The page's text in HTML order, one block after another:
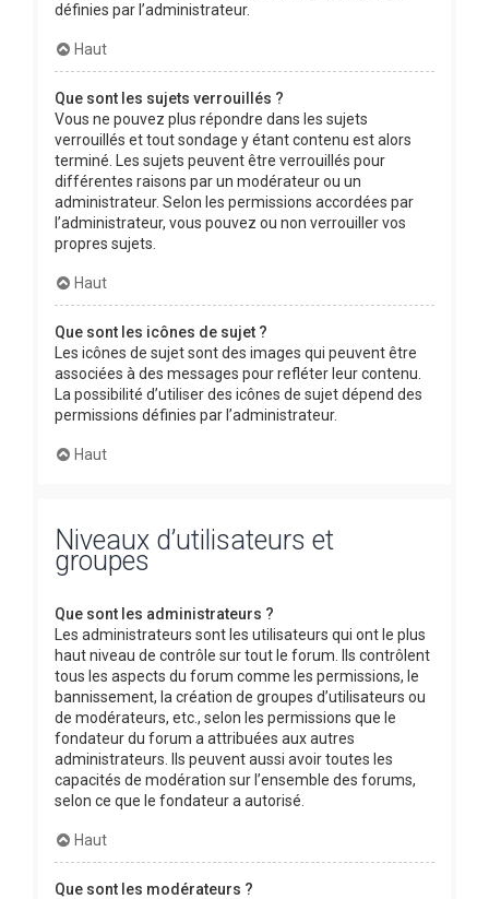
définies par l’administrateur.
Haut
Que sont les sujets verrouillés ?
Vous ne pouvez plus répondre dans les sujets
verrouillés et tout sondage y étant contenu est alors
terminé. Les sujets peuvent être verrouillés pour
différentes raisons par un modérateur ou un
administrateur. Selon les permissions accordées par
l’administrateur, vous pouvez ou non verrouiller vos
propres sujets.
Haut
Que sont les icônes de sujet ?
Les icônes de sujet sont des images qui peuvent être
associées à des messages pour refléter leur contenu.
La possibilité d’utiliser des icônes de sujet dépend des
permissions définies par l’administrateur.
Haut
Niveaux d’utilisateurs et
groupes
Que sont les administrateurs ?
Les administrateurs sont les utilisateurs qui ont le plus
haut niveau de contrôle sur tout le forum. Ils contrôlent
tous les aspects du forum comme les permissions, le
bannissement, la création de groupes d’utilisateurs ou
de modérateurs, etc., selon les permissions que le
fondateur du forum a attribuées aux autres
administrateurs. Ils peuvent aussi avoir toutes les
capacités de modération sur l’ensemble des forums,
selon ce que le fondateur a autorisé.
Haut
Que sont les modérateurs ?